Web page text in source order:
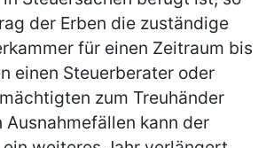
der Erben die zuständige
für einen Zeitraum bis
einen Steuerberater oder
zum Treuhänder
Ausnahmefällen kann der